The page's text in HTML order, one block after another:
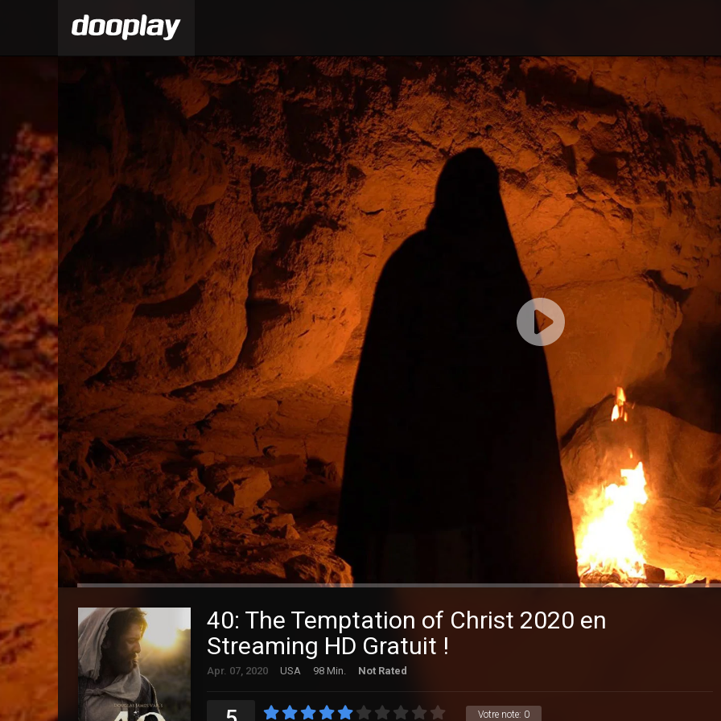
40: The Temptation of Christ 2020 en
Streaming HD Gratuit !
Apr. 07, 2020 USA 98 Min. Not Rated
Votre note: 0